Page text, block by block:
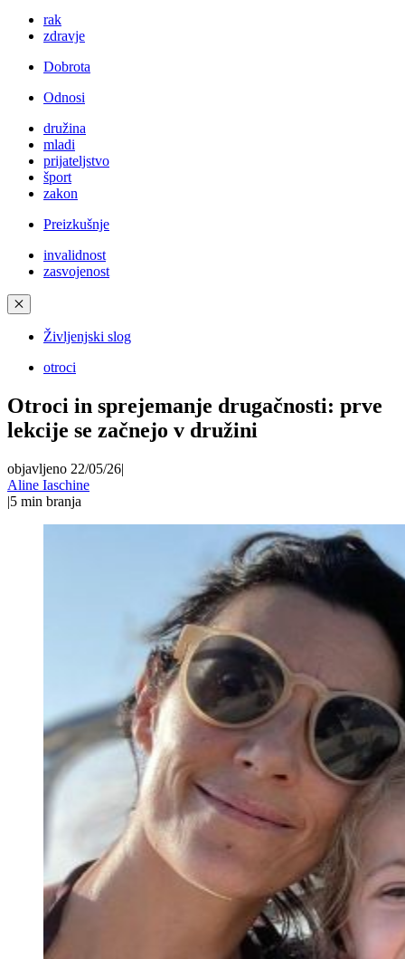
rak
zdravje
Dobrota
Odnosi
družina
mladi
prijateljstvo
šport
zakon
Preizkušnje
invalidnost
zasvojenost
✕
Življenjski slog
otroci
Otroci in sprejemanje drugačnosti: prve
lekcije se začnejo v družini
objavljeno 22/05/26|
Aline Iaschine
|5 min branja